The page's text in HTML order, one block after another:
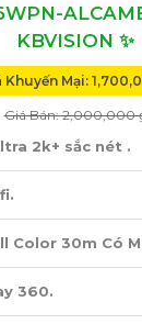
KBVISION ✨
Khuyến Mại:
Giá Bán: 2,000,000
2k+ sắc nét .
Color 30m Có
360.